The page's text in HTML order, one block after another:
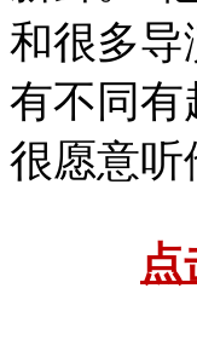
和很多导
有不同有
很愿意听